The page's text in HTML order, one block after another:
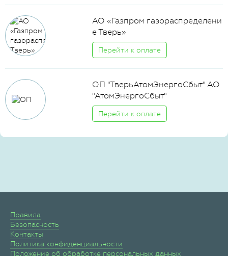
АО «Газпром газораспределени
е Тверь»
Перейти к оплате
ОП "ТверьАтомЭнергоСбыт" АО
"АтомЭнергоСбыт"
Перейти к оплате
Правила
Безопасность
Контакты
Политика конфиденциальности
Положение об обработке персональных данных